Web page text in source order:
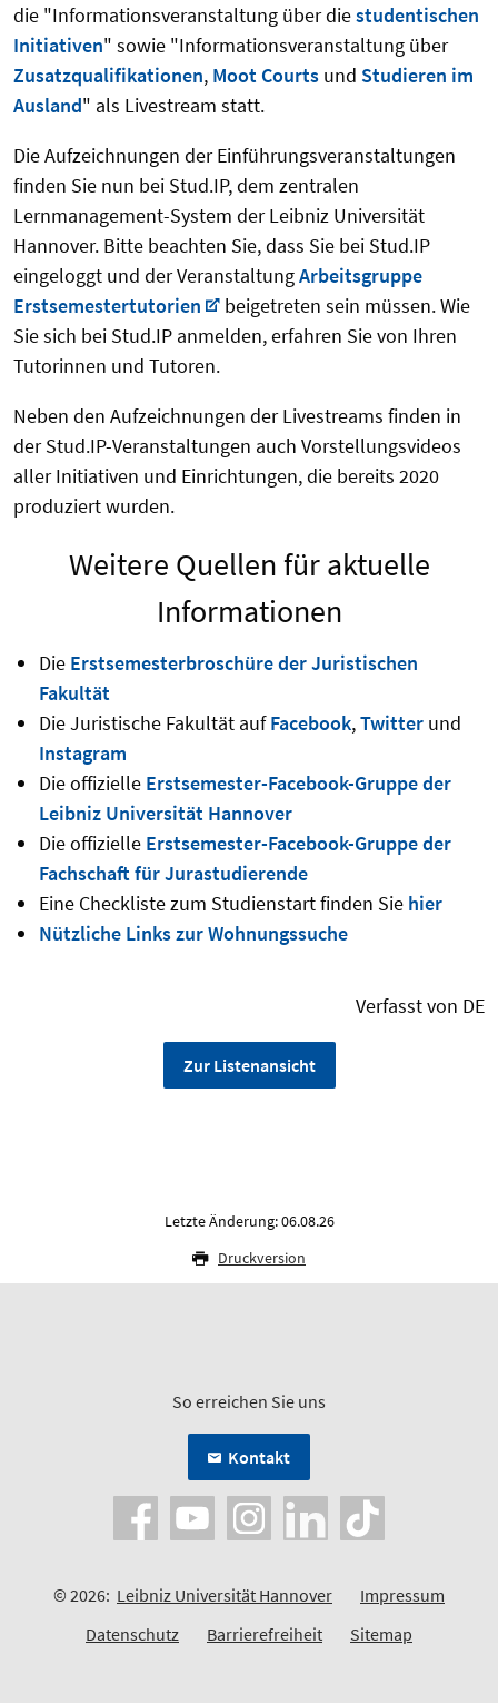
die "Informationsveranstaltung über diestudentischen
Initiativen" sowie "Informationsveranstaltung über
Zusatzqualifikationen, Moot Courts und Studieren im
Ausland" als Livestream statt.
Die Aufzeichnungen der Einführungsveranstaltungen
finden Sie nun bei Stud.IP, dem zentralen
Lernmanagement-System der Leibniz Universität
Hannover. Bitte beachten Sie, dass Sie bei Stud.IP
eingeloggt und der VeranstaltungArbeitsgruppe
Erstsemestertutorien
beigetreten sein müssen. Wie
Sie sich bei Stud.IP anmelden, erfahren Sie von Ihren
Tutorinnen und Tutoren.
Neben den Aufzeichnungen der Livestreams finden in
der Stud.IP-Veranstaltungen auch Vorstellungsvideos
aller Initiativen und Einrichtungen, die bereits 2020
produziert wurden.
Weitere Quellen für aktuelle
Informationen
Die Erstsemesterbroschüre der Juristischen
Fakultät
Die Juristische Fakultät aufFacebook,Twitterund
Instagram
Die offizielle Erstsemester-Facebook-Gruppe der
Leibniz Universität Hannover
Die offizielle Erstsemester-Facebook-Gruppe der
Fachschaft für Jurastudierende
Eine Checkliste zum Studienstart finden Sie hier
Nützliche Links zur Wohnungssuche
Verfasst von DE
Zur Listenansicht
Letzte Änderung: 06.08.26
Druckversion
So erreichen Sie uns
Kontakt
© 2026: Leibniz Universität Hannover
Impressum
Datenschutz
Barrierefreiheit Sitemap